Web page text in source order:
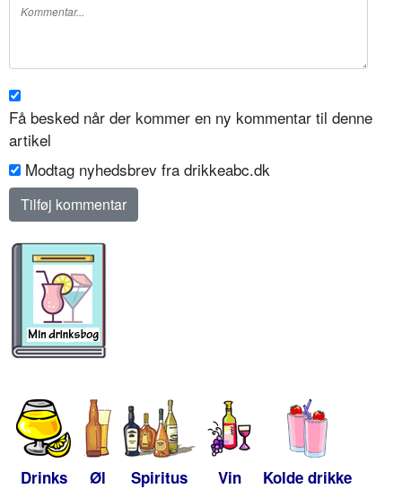
Få besked når der kommer en ny kommentar til denne
artikel
Modtag nyhedsbrev fra drikkeabc.dk
Drinks Øl Spiritus Vin Kolde drikke